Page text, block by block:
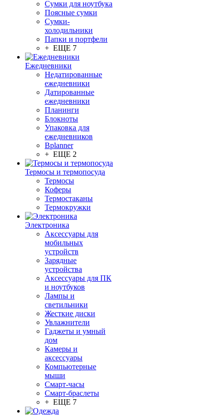
Сумки для ноутбука
Поясные сумки
Сумки-
холодильники
Папки и портфели
+ ЕЩЕ 7
Ежедневники
Недатированные
ежедневники
Датированные
ежедневники
Планинги
Блокноты
Упаковка для
ежедневников
Bplanner
+ ЕЩЕ 2
Термосы и термопосуда
Термосы
Коферы
Термостаканы
Термокружки
Электроника
Аксессуары для
мобильных
устройств
Зарядные
устройства
Аксессуары для ПК
и ноутбуков
Лампы и
светильники
Жесткие диски
Увлажнители
Гаджеты и умный
дом
Камеры и
аксессуары
Компьютерные
мыши
Смарт-часы
Смарт-браслеты
+ ЕЩЕ 7